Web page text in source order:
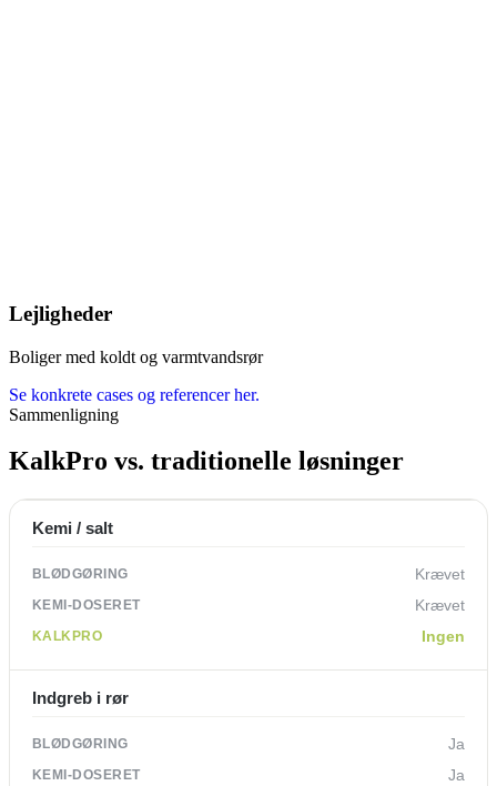
Lejligheder
Boliger med koldt og varmtvandsrør
Se konkrete cases og referencer her.
Sammenligning
KalkPro vs. traditionelle løsninger
Kemi / salt
Krævet
Krævet
Ingen
Indgreb i rør
Ja
Ja